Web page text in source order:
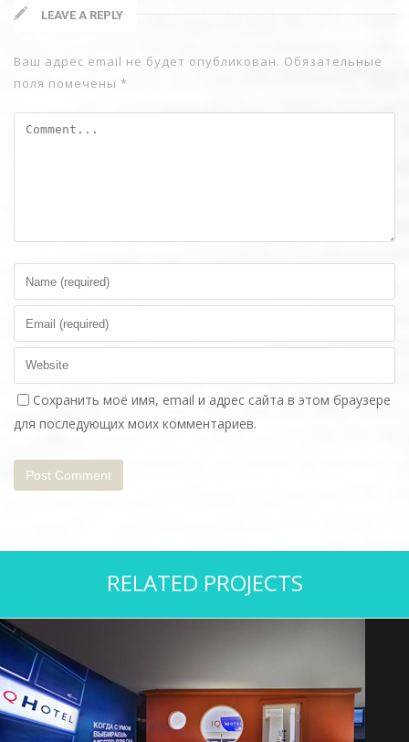
LEAVE A REPLY
Ваш адрес email не будет опубликован. Обязательные
поля помечены *
Сохранить моё имя, email и адрес сайта в этом браузере
для последующих моих комментариев.
RELATED PROJECTS